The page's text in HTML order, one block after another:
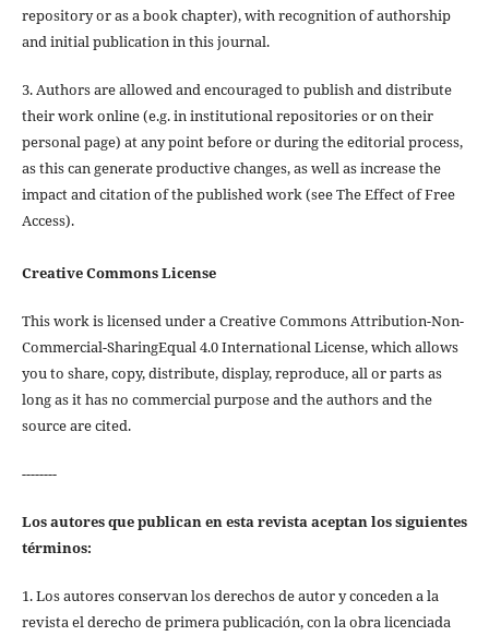
repository or as a book chapter), with recognition of authorship
and initial publication in this journal.
3. Authors are allowed and encouraged to publish and distribute
their work online (e.g. in institutional repositories or on their
personal page) at any point before or during the editorial process,
as this can generate productive changes, as well as increase the
impact and citation of the published work (see The Effect of Free
Access).
Creative Commons License
This work is licensed under a Creative Commons Attribution-Non-
Commercial-SharingEqual 4.0 International License, which allows
you to share, copy, distribute, display, reproduce, all or parts as
long as it has no commercial purpose and the authors and the
source are cited.
--------
Los autores que publican en esta revista aceptan los siguientes
términos:
1. Los autores conservan los derechos de autor y conceden a la
revista el derecho de primera publicación, con la obra licenciada